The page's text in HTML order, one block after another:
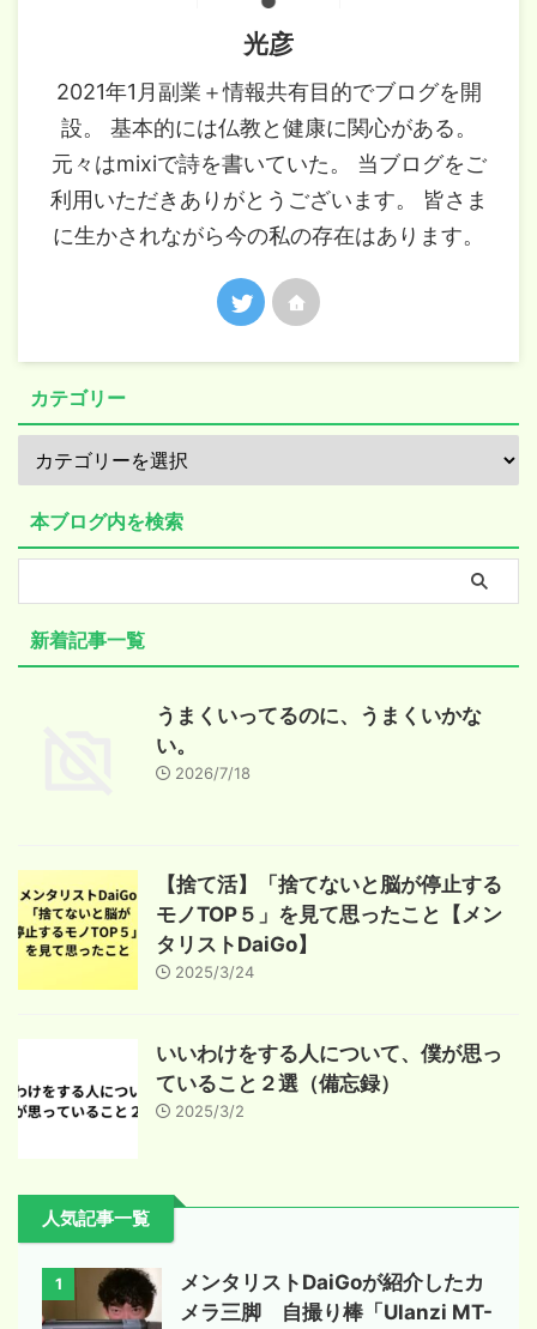
光彦
2021年1月副業＋情報共有目的でブログを開
設。 基本的には仏教と健康に関心がある。
元々はmixiで詩を書いていた。 当ブログをご
利用いただきありがとうございます。 皆さま
に生かされながら今の私の存在はあります。
カテゴリー
本ブログ内を検索
新着記事一覧
うまくいってるのに、うまくいかな
い。
2026/7/18
【捨て活】「捨てないと脳が停止する
モノTOP５」を見て思ったこと【メン
タリストDaiGo】
2025/3/24
いいわけをする人について、僕が思っ
ていること２選（備忘録）
2025/3/2
人気記事一覧
1
メンタリストDaiGoが紹介したカ
メラ三脚 自撮り棒「Ulanzi MT-